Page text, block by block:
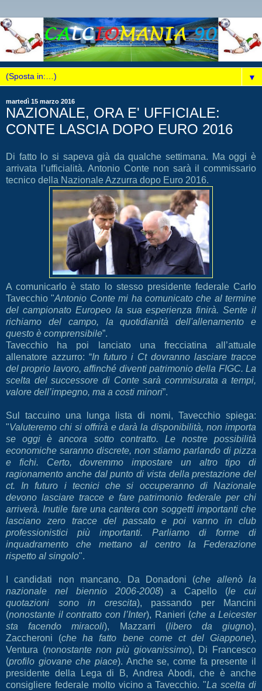
▼
martedì 15 marzo 2016
NAZIONALE, ORA E' UFFICIALE:
CONTE LASCIA DOPO EURO 2016
Di fatto lo si sapeva già da qualche settimana. Ma oggi è
arrivata l’ufficialità. Antonio Conte non sarà il commissario
tecnico della Nazionale Azzurra dopo Euro 2016.
A comunicarlo è stato lo stesso presidente federale Carlo
Tavecchio "Antonio Conte mi ha comunicato che al termine
del campionato Europeo la sua esperienza finirà. Sente il
richiamo del campo, la quotidianità dell'allenamento e
questo è comprensibile”.
Tavecchio ha poi lanciato una frecciatina all’attuale
allenatore azzurro: “In futuro i Ct dovranno lasciare tracce
del proprio lavoro, affinché diventi patrimonio della FIGC. La
scelta del successore di Conte sarà commisurata a tempi,
valore dell’impegno, ma a costi minori”.
Sul taccuino una lunga lista di nomi, Tavecchio spiega:
"Valuteremo chi si offrirà e darà la disponibilità, non importa
se oggi è ancora sotto contratto. Le nostre possibilità
economiche saranno discrete, non stiamo parlando di pizza
e fichi. Certo, dovremmo impostare un altro tipo di
ragionamento anche dal punto di vista della prestazione del
ct. In futuro i tecnici che si occuperanno di Nazionale
devono lasciare tracce e fare patrimonio federale per chi
arriverà. Inutile fare una cantera con soggetti importanti che
lasciano zero tracce del passato e poi vanno in club
professionistici più importanti. Parliamo di forme di
inquadramento che mettano al centro la Federazione
rispetto al singolo".
I candidati non mancano. Da Donadoni (che allenò la
nazionale nel biennio 2006-2008) a Capello (le cui
quotazioni sono in crescita), passando per Mancini
(nonostante il contratto con l’Inter), Ranieri (che a Leicester
sta facendo miracoli), Mazzarri (libero da giugno),
Zaccheroni (che ha fatto bene come ct del Giappone),
Ventura (nonostante non più giovanissimo), Di Francesco
(profilo giovane che piace). Anche se, come fa presente il
presidente della Lega di B, Andrea Abodi, che è anche
consigliere federale molto vicino a Tavecchio. "La scelta di